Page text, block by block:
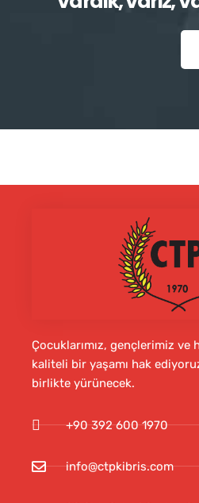
Çocuklarımız, gençlerimiz
kaliteli bir yaşamı hak
birlikte yürünecek.
+90 392 600 1970
info@ctpkibris.com